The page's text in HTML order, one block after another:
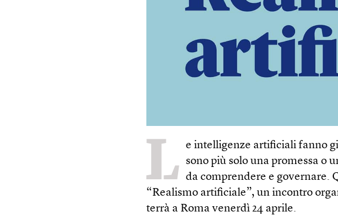
L e intelligenze artificiali fanno
sono più solo una promessa o
da comprendere e governare.
“Realismo artificiale”, un incontro
terrà a Roma venerdì 24 aprile.